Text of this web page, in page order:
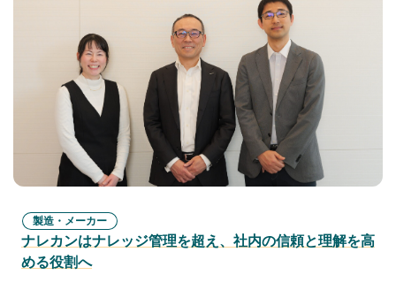
製造・メーカー
ナレカンはナレッジ管理を超え、社内の信頼と理解を高
める役割へ